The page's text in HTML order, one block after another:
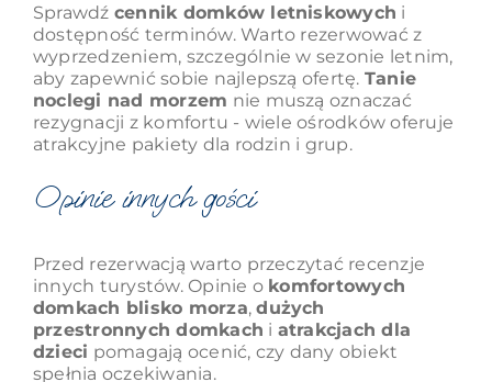
Sprawdź cennik domków letniskowych i
dostępność terminów. Warto rezerwować z
wyprzedzeniem, szczególnie w sezonie letnim,
aby zapewnić sobie najlepszą ofertę. Tanie
noclegi nad morzem nie muszą oznaczać
rezygnacji z komfortu - wiele ośrodków oferuje
atrakcyjne pakiety dla rodzin i grup.
Opinie innych gości
Przed rezerwacją warto przeczytać recenzje
innych turystów. Opinie o komfortowych
domkach blisko morza,dużych
przestronnych domkach i atrakcjach dla
dzieci pomagają ocenić, czy dany obiekt
spełnia oczekiwania.